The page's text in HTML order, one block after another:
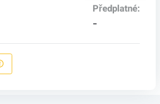
Předplatné:
-